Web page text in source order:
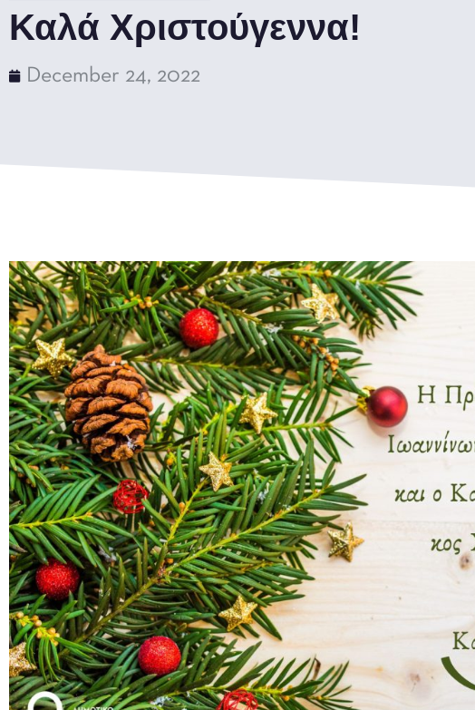
Καλά Χριστούγεννα!
December 24, 2022